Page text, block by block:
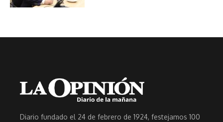
Diario fundado el 24 de febrero de 1924, festejamos 100